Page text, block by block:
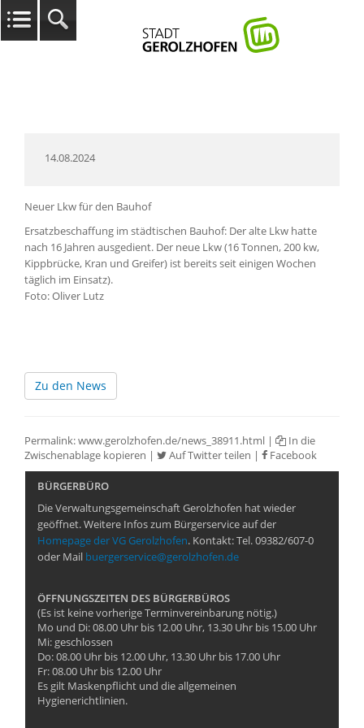
14.08.2024
Neuer Lkw für den Bauhof
Ersatzbeschaffung im städtischen Bauhof: Der alte Lkw hatte
nach 16 Jahren ausgedient. Der neue Lkw (16 Tonnen, 200 kw,
Kippbrücke, Kran und Greifer) ist bereits seit einigen Wochen
täglich im Einsatz).
Foto: Oliver Lutz
Zu den News
Permalink:www.gerolzhofen.de/news_38911.html |
In die
Zwischenablage kopieren | Auf Twitter teilen | Facebook
BÜRGERBÜRO
Die Verwaltungsgemeinschaft Gerolzhofen hat wieder
geöffnet. Weitere Infos zum Bürgerservice auf der
Homepage der VG Gerolzhofen. Kontakt: Tel. 09382/607-0
oder Mail buergerservice@gerolzhofen.de
ÖFFNUNGSZEITEN DES BÜRGERBÜROS
(Es ist keine vorherige Terminvereinbarung nötig.)
Mo und Di: 08.00 Uhr bis 12.00 Uhr, 13.30 Uhr bis 15.00 Uhr
Mi: geschlossen
Do: 08.00 Uhr bis 12.00 Uhr, 13.30 Uhr bis 17.00 Uhr
Fr: 08.00 Uhr bis 12.00 Uhr
Es gilt Maskenpflicht und die allgemeinen
Hygienerichtlinien.